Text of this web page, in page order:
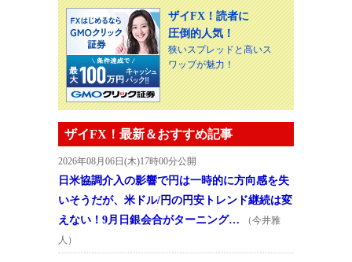
ザイFX！読者に
圧倒的人気！
狭いスプレッドと高いス
ワップが魅力！
ザイFX！最新＆おすすめ記事
2026年08月06日(木)17時00分公開
日米協調介入の影響で円は一時的に方向感を失
いそうだが、米ドル/円の円安トレンド継続は変
えない！9月日銀会合がターニング…
（今井雅
人）